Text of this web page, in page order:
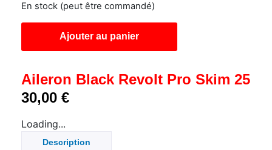
En stock (peut être commandé)
Ajouter au panier
Aileron Black Revolt Pro Skim 25
30,00 €
Loading...
Description